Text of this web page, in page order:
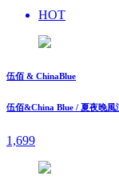
HOT
伍佰 & ChinaBlue
伍佰&China Blue / 夏夜晚風
1,699